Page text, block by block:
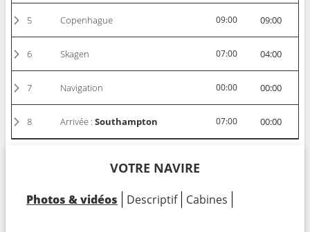
5 Copenhague 09:00 09:00
6 Skagen 07:00 04:00
7 Navigation 00:00 00:00
8 Arrivée :Southampton 07:00 00:00
VOTRE NAVIRE
Photos & vidéos Descriptif Cabines